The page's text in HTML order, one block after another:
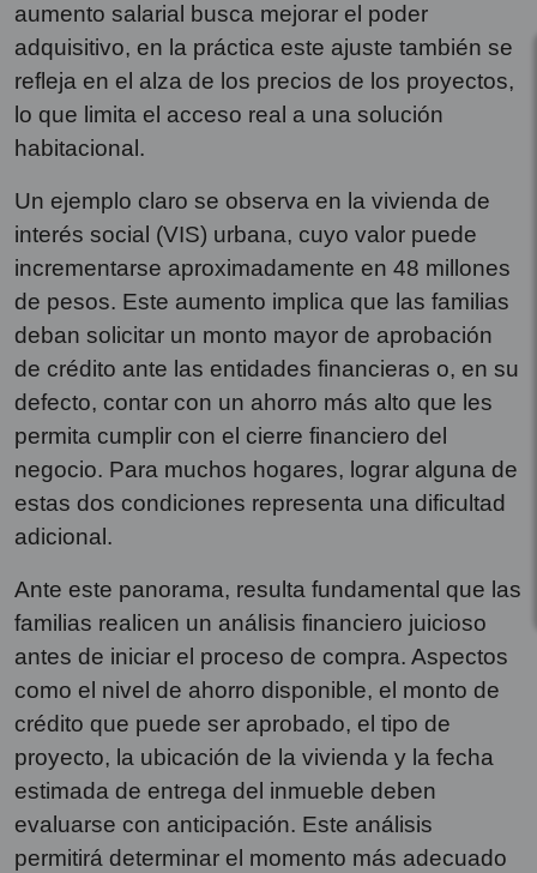
aumento salarial busca mejorar el poder
adquisitivo, en la práctica este ajuste también se
refleja en el alza de los precios de los proyectos,
lo que limita el acceso real a una solución
habitacional.
Un ejemplo claro se observa en la vivienda de
interés social (VIS) urbana, cuyo valor puede
incrementarse aproximadamente en 48 millones
de pesos. Este aumento implica que las familias
deban solicitar un monto mayor de aprobación
de crédito ante las entidades financieras o, en su
defecto, contar con un ahorro más alto que les
permita cumplir con el cierre financiero del
negocio. Para muchos hogares, lograr alguna de
estas dos condiciones representa una dificultad
adicional.
Ante este panorama, resulta fundamental que las
familias realicen un análisis financiero juicioso
antes de iniciar el proceso de compra. Aspectos
como el nivel de ahorro disponible, el monto de
crédito que puede ser aprobado, el tipo de
proyecto, la ubicación de la vivienda y la fecha
estimada de entrega del inmueble deben
evaluarse con anticipación. Este análisis
permitirá determinar el momento más adecuado